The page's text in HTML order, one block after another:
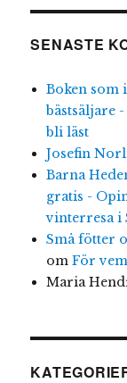
SENASTE
Boken som
bästsäljare
bli läst
Josefin
Barna
gratis -
vinterresa i
Små fötter
om För
Maria